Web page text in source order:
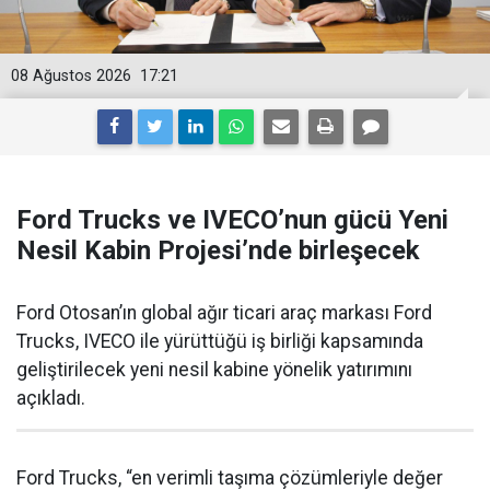
17:21
08 Ağustos 2026
Ford Trucks ve IVECO’nun gücü Yeni
Nesil Kabin Projesi’nde birleşecek
Ford Otosan’ın global ağır ticari araç markası Ford
Trucks, IVECO ile yürüttüğü iş birliği kapsamında
geliştirilecek yeni nesil kabine yönelik yatırımını
açıkladı.
Ford Trucks, “en verimli taşıma çözümleriyle değer